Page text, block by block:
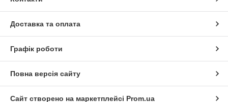
Доставка та оплата
Графік роботи
Повна версія сайту
Сайт створено на маркетплейсі Prom.ua